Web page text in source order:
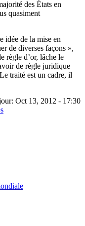
des États en
quasiment
idée de la mise en
de diverses façons »,
règle d’or, lâche le
de règle juridique
traité est un cadre, il
Oct 13, 2012 - 17:30